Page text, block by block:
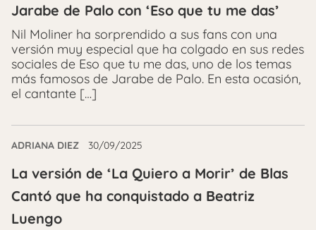
Jarabe de Palo con ‘Eso que tu me das’
Nil Moliner ha sorprendido a sus fans con una
versión muy especial que ha colgado en sus redes
sociales de Eso que tu me das, uno de los temas
más famosos de Jarabe de Palo. En esta ocasión,
el cantante […]
ADRIANA DIEZ 30/09/2025
La versión de ‘La Quiero a Morir’ de Blas
Cantó que ha conquistado a Beatriz
Luengo